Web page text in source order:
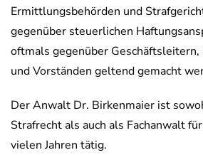
Ermittlungsbehörden und
gegenüber steuerlichen
oftmals gegenüber Geschäftsleitern,
und Vorständen geltend gemacht
Der Anwalt Dr. Birkenmaier ist
Strafrecht als auch als Fachanwalt
vielen Jahren tätig.